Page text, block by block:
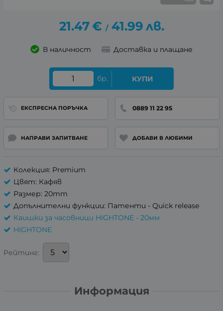
21.47€ / 41.99 лв.
В наличност Доставка и плащане
бр. КУПИ
ЕКСПРЕСНА ПОРЪЧКА 0889 11 22 95
НАПРАВИ ЗАПИТВАНЕ ДОБАВИ В ЛЮБИМИ
Колекция: Premium
Цвят: Кафяв
Размер: 20mm
Допълнителни функции: Патенти - Quick release
Каишки за часовници HIGHTONE - 20мм
HIGHTONE
Рейтинг:
Информация